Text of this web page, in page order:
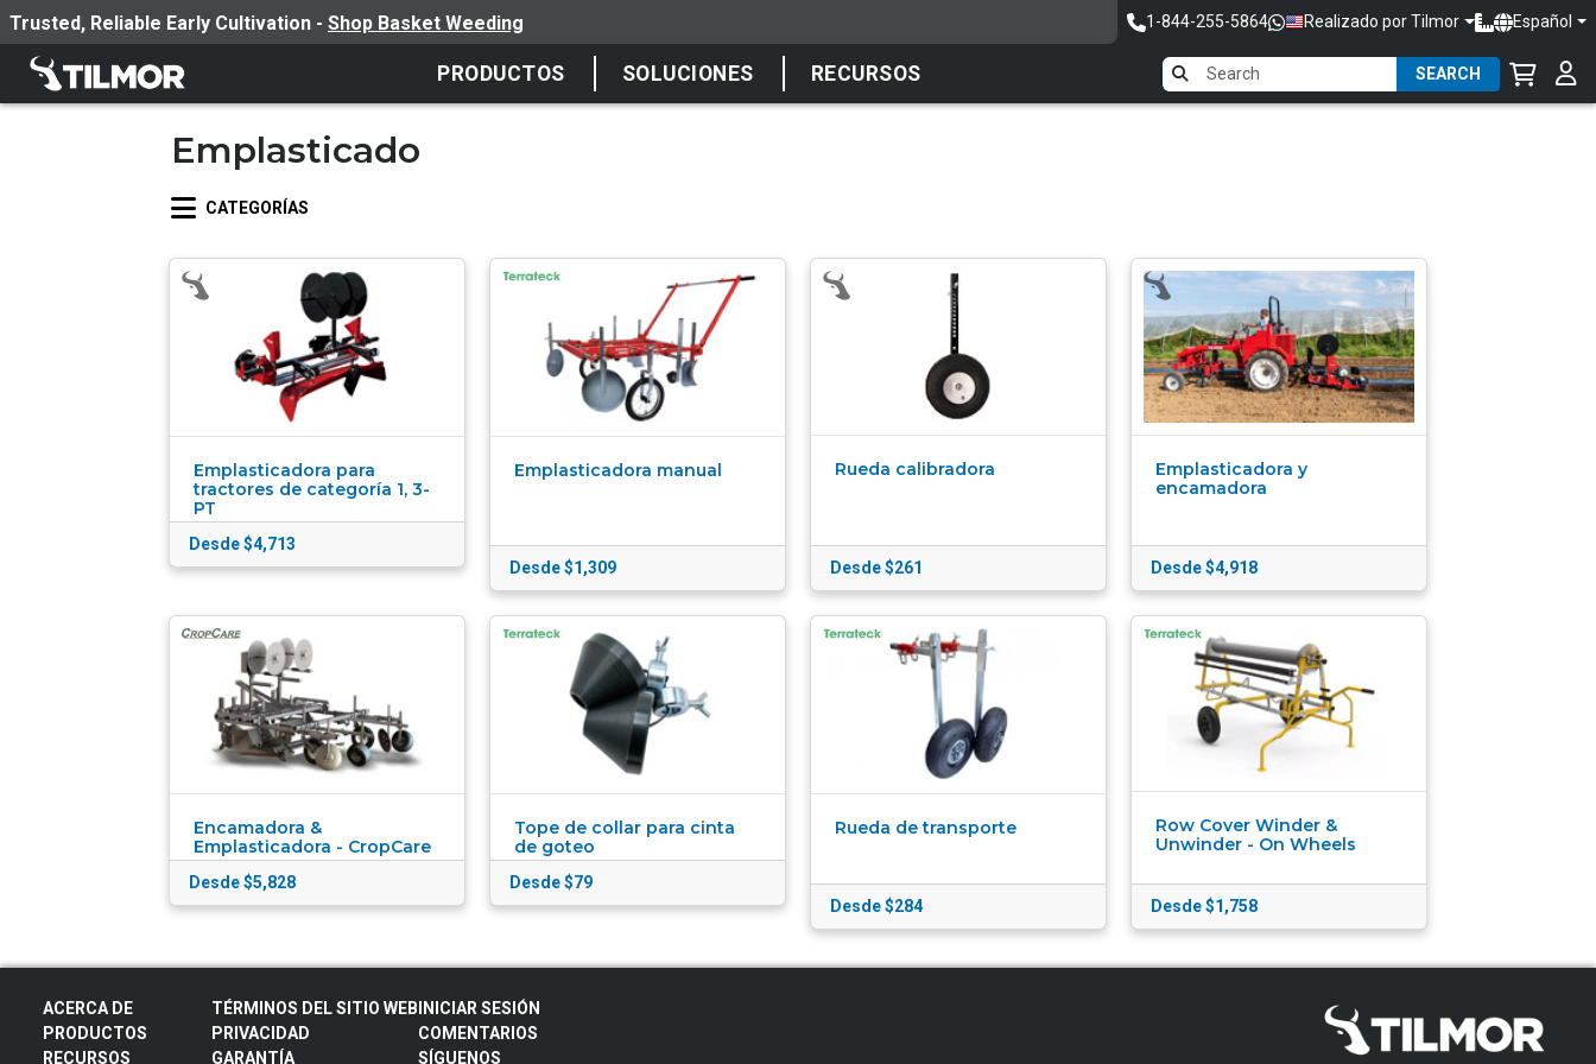
Trusted, Reliable Early Cultivation - Shop Basket Weeding 1-844-255-5864 Realizado por Tilmor Español
PRODUCTOS SOLUCIONES RECURSOS SEARCH
Emplasticado
CATEGORÍAS
Emplasticadora para
tractores de categoría 1, 3-
PT
Desde $4,713
Emplasticadora manual
Desde $1,309
Rueda calibradora
Desde $261
Emplasticadora y
encamadora
Desde $4,918
Encamadora &
Emplasticadora - CropCare
Desde $5,828
Tope de collar para cinta
de goteo
Desde $79
Rueda de transporte
Desde $284
Row Cover Winder &
Unwinder - On Wheels
Desde $1,758
ACERCA DE
PRODUCTOS
RECURSOS
TÉRMINOS DEL SITIO WEB
PRIVACIDAD
GARANTÍA
INICIAR SESIÓN
COMENTARIOS
SÍGUENOS